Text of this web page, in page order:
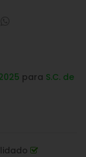
para S.C. de